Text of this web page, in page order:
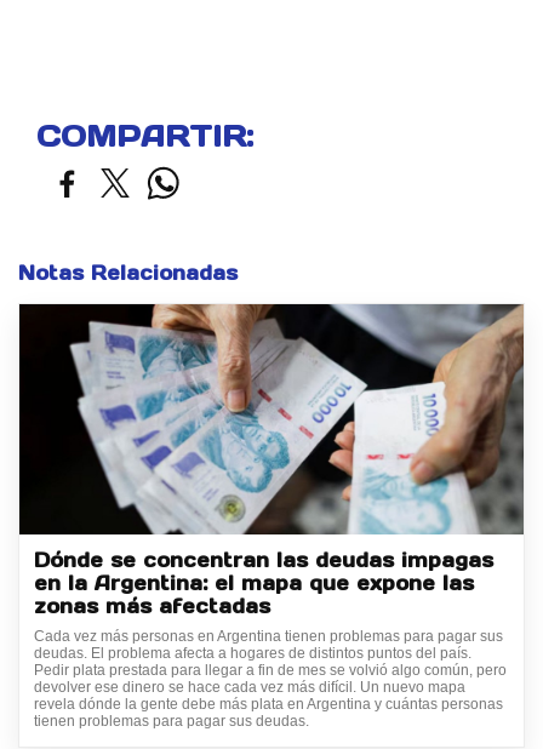
COMPARTIR:
Notas Relacionadas
Dónde se concentran las deudas impagas
en la Argentina: el mapa que expone las
zonas más afectadas
Cada vez más personas en Argentina tienen problemas para pagar sus
deudas. El problema afecta a hogares de distintos puntos del país.
Pedir plata prestada para llegar a fin de mes se volvió algo común, pero
devolver ese dinero se hace cada vez más difícil. Un nuevo mapa
revela dónde la gente debe más plata en Argentina y cuántas personas
tienen problemas para pagar sus deudas.